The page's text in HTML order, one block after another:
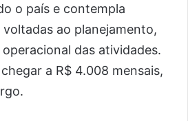
o país e contempla
ao planejamento,
das atividades.
a R$ 4.008 mensais,